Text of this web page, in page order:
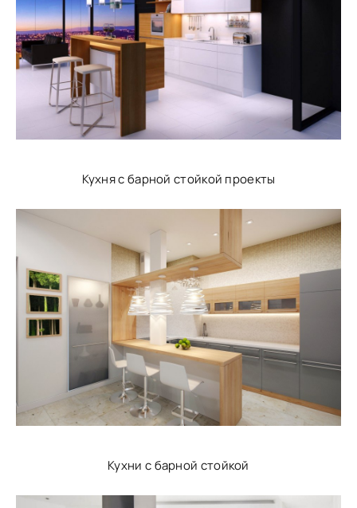
Кухня с барной стойкой проекты
Кухни с барной стойкой